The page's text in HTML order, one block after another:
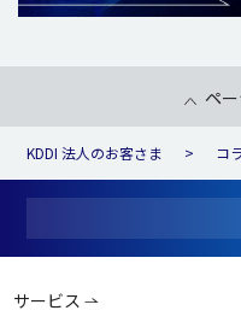
ペ
KDDI 法人のお客さま コ
サービス